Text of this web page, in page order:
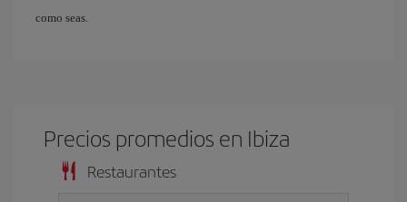
como seas.
Precios promedios en Ibiza
Restaurantes